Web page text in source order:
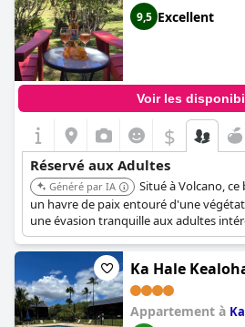
9,5 Excellent
Voir les
$
Réservé aux Adultes
Généré par IA
Situé à Volcano,
un havre de paix entouré d'une
une évasion tranquille aux adultes
du parc national des Volcans.
Ka Hale
Appartement à